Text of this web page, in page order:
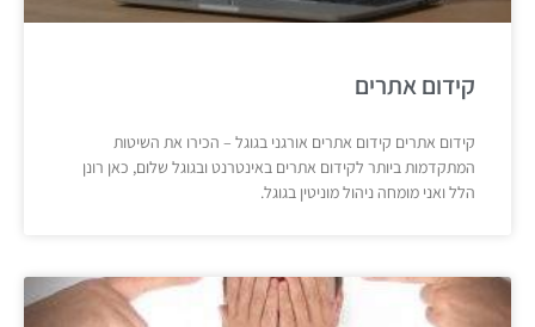
קידום אתרים
קידום אתרים קידום אתרים אורגני בגוגל – הכירו את השיטות
המתקדמות ביותר לקידום אתרים באינטרנט ובגוגל שלום, כאן רונן
הלל ואני מומחה ניהול מוניטין בגוגל.